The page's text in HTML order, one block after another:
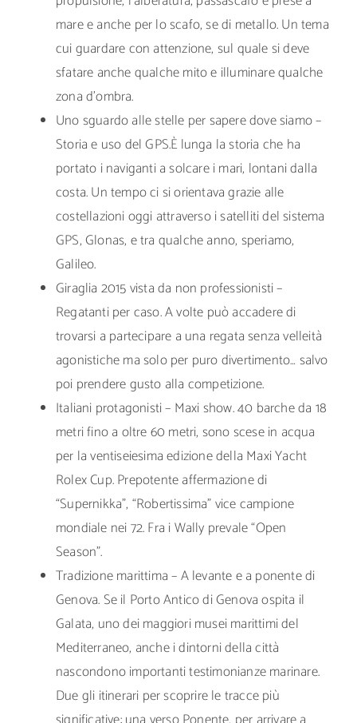
mare e anche per lo scafo, se di metallo. Un tema
cui guardare con attenzione, sul quale si deve
sfatare anche qualche mito e illuminare qualche
zona d’ombra.
Uno sguardo alle stelle per sapere dove siamo –
Storia e uso del GPS.È lunga la storia che ha
portato i naviganti a solcare i mari, lontani dalla
costa. Un tempo ci si orientava grazie alle
costellazioni oggi attraverso i satelliti del sistema
GPS, Glonas, e tra qualche anno, speriamo,
Galileo.
Giraglia 2015 vista da non professionisti –
Regatanti per caso. A volte può accadere di
trovarsi a partecipare a una regata senza velleità
agonistiche ma solo per puro divertimento… salvo
poi prendere gusto alla competizione.
Italiani protagonisti – Maxi show. 40 barche da 18
metri fino a oltre 60 metri, sono scese in acqua
per la ventiseiesima edizione della Maxi Yacht
Rolex Cup. Prepotente affermazione di
“Supernikka”, “Robertissima” vice campione
mondiale nei 72. Fra i Wally prevale “Open
Season”.
Tradizione marittima – A levante e a ponente di
Genova. Se il Porto Antico di Genova ospita il
Galata, uno dei maggiori musei marittimi del
Mediterraneo, anche i dintorni della città
nascondono importanti testimonianze marinare.
Due gli itinerari per scoprire le tracce più